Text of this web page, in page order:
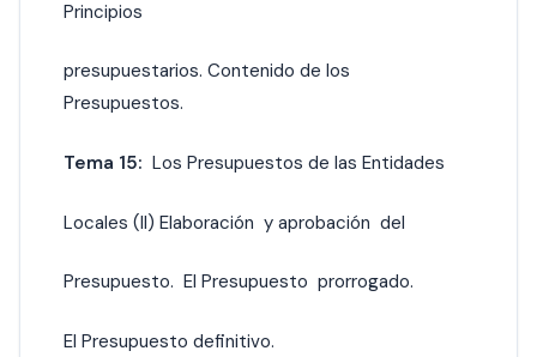
Principios
presupuestarios. Contenido de los
Presupuestos.
Tema 15: Los Presupuestos de las Entidades
Locales (II) Elaboración y aprobación del
Presupuesto. El Presupuesto prorrogado.
El Presupuesto definitivo.